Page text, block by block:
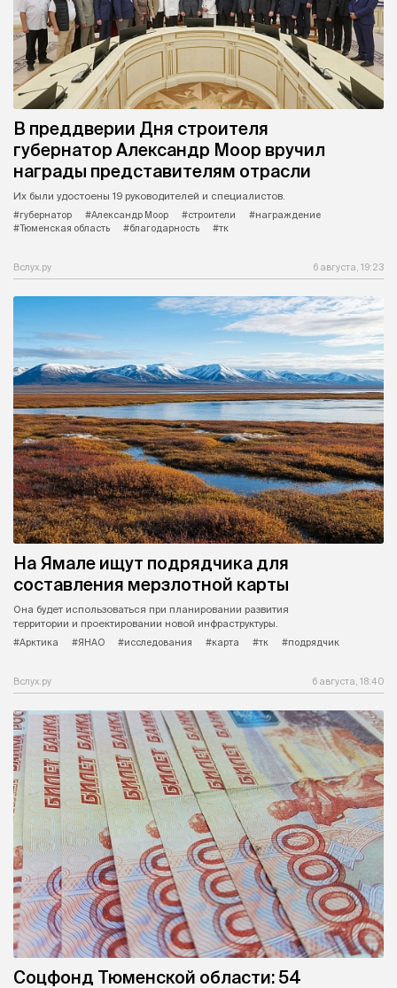
В преддверии Дня строителя
губернатор Александр Моор вручил
награды представителям отрасли
Их были удостоены 19 руководителей и специалистов.
#губернатор
#Александр Моор #строители
#награждение
#Тюменская область
#благодарность #тк
Вслух.ру 6 августа, 19:23
На Ямале ищут подрядчика для
составления мерзлотной карты
Она будет использоваться при планировании развития
территории и проектировании новой инфраструктуры.
#Арктика
#ЯНАО #исследования #карта #тк #подрядчик
Вслух.ру 6 августа, 18:40
Соцфонд Тюменской области: 54